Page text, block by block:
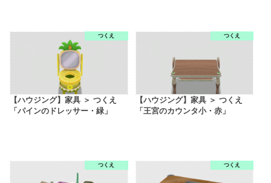
つくえ
【ハウジング】家具 ＞ つくえ
「パインのドレッサー・緑」
つくえ
【ハウジング】家具 ＞ つくえ
「王宮のカウンタ小・赤」
つくえ つくえ